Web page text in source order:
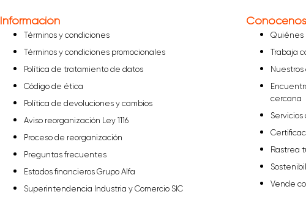
Información
Términos y condiciones
Términos y condiciones promocionales
Política de tratamiento de datos
Código de ética
Política de devoluciones y cambios
Aviso reorganización Ley 1116
Proceso de reorganización
Preguntas frecuentes
Estados financieros Grupo Alfa
Superintendencia Industria y Comercio SIC
Conócenos
Quiénes
Trabaja
cercana
Rastrea
Vende